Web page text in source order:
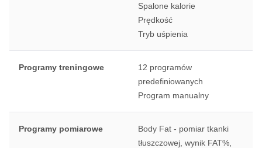
Spalone kalorie
Prędkość
Tryb uśpienia
Programy treningowe
12 programów
predefiniowanych
Program manualny
Programy pomiarowe
Body Fat - pomiar tkanki
tłuszczowej, wynik FAT%,